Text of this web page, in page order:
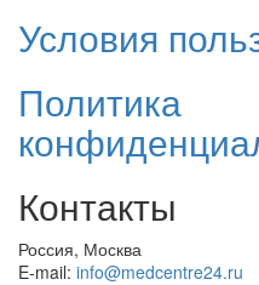
Условия
Политика
Контакты
Россия, Москва
E-mail: info@medcentre24.ru